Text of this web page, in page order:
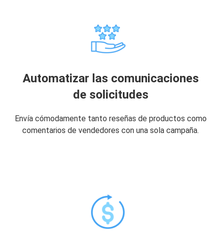
Automatizar las comunicaciones
de solicitudes
Envía cómodamente tanto reseñas de productos como
comentarios de vendedores con una sola campaña.